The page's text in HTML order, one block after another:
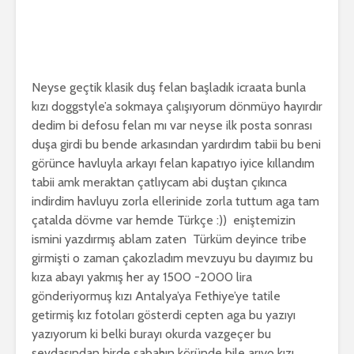
Neyse geçtik klasik duş felan başladık icraata bunla
kızı doggstyle’a sokmaya çalışıyorum dönmüyo hayırdır
dedim bi defosu felan mı var neyse ilk posta sonrası
duşa girdi bu bende arkasından yardırdım tabii bu beni
görünce havluyla arkayı felan kapatıyo iyice kıllandım
tabii amk meraktan çatlıycam abi duştan çıkınca
indirdim havluyu zorla ellerinide zorla tuttum aga tam
çatalda dövme var hemde Türkçe :)) eniştemizin
ismini yazdırmış ablam zaten Türküm deyince tribe
girmişti o zaman çakozladım mevzuyu bu dayımız bu
kıza abayı yakmış her ay 1500 -2000 lira
gönderiyormuş kızı Antalya’ya Fethiye’ye tatile
getirmiş kız fotoları gösterdi cepten aga bu yazıyı
yazıyorum ki belki burayı okurda vazgeçer bu